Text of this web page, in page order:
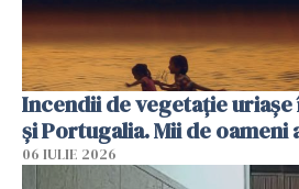
Incendii de vegetație uriașe
și Portugalia. Mii de oameni
06 IULIE 2026